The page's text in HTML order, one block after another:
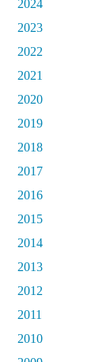
2024
2023
2022
2021
2020
2019
2018
2017
2016
2015
2014
2013
2012
2011
2010